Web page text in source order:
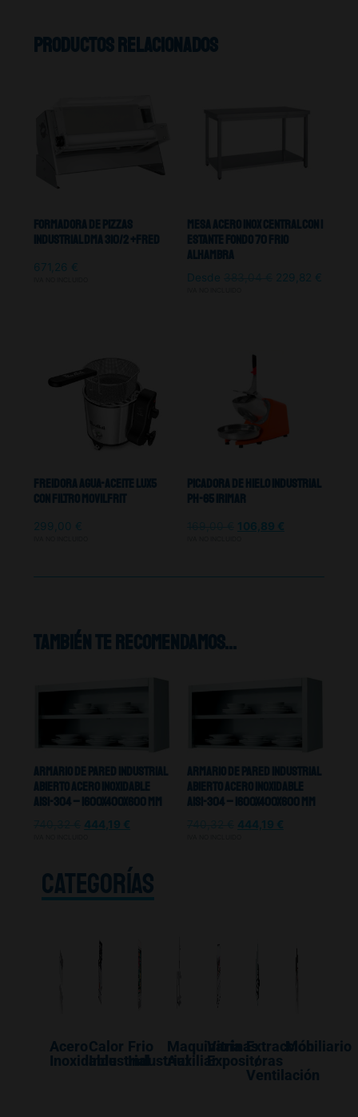
Productos relacionados
Formadora De Pizzas
Industrial Dma 310/2 +Fred
671,26 €
Mesa Acero Inox Central Con 1
Estante Fondo 70 Frio
Alhambra
Desde 229,82 €
Freidora Agua-Aceite Lux5
Con Filtro Movilfrit
299,00 €
Picadora De Hielo Industrial
PH-65 Irimar
106,89 €
También te recomendamos…
Armario De Pared Industrial
Abierto Acero Inoxidable
Aisi-304 – 1600X400X600 mm
444,19 €
Armario De Pared Industrial
Abierto Acero Inoxidable
Aisi-304 – 1600X400X600 mm
444,19 €
CATEGORÍAS
Acero
Inoxidable
Calor
Industrial
Frio
Industrial
Maquinaría
Auxiliar
Vitrinas
Expositoras
Extracción
/
Ventilación
Mobiliario